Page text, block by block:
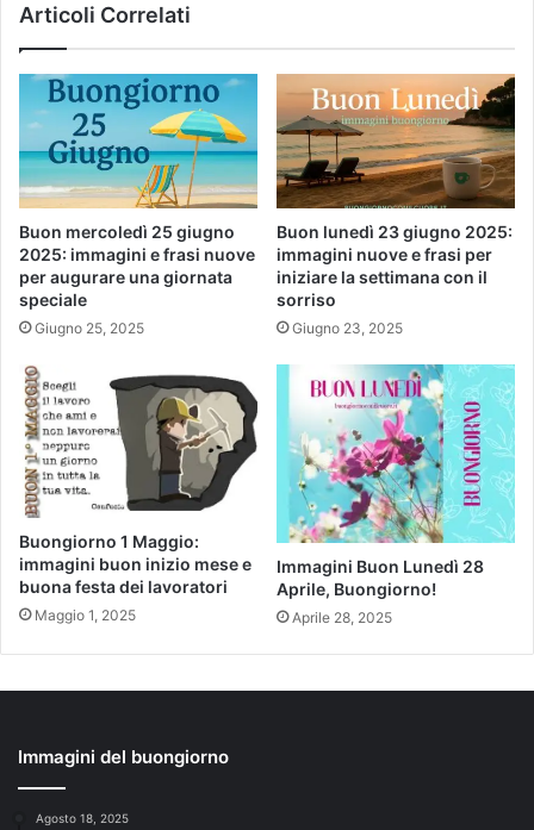
Articoli Correlati
Buon mercoledì 25 giugno
2025: immagini e frasi nuove
per augurare una giornata
speciale
Giugno 25, 2025
Buon lunedì 23 giugno 2025:
immagini nuove e frasi per
iniziare la settimana con il
sorriso
Giugno 23, 2025
Buongiorno 1 Maggio:
immagini buon inizio mese e
buona festa dei lavoratori
Maggio 1, 2025
Immagini Buon Lunedì 28
Aprile, Buongiorno!
Aprile 28, 2025
Immagini del buongiorno
Agosto 18, 2025